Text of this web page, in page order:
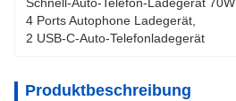
4 Ports Autophone Ladegerät
2 USB-C-Auto-Telefonladegerät
Produktbeschreibung